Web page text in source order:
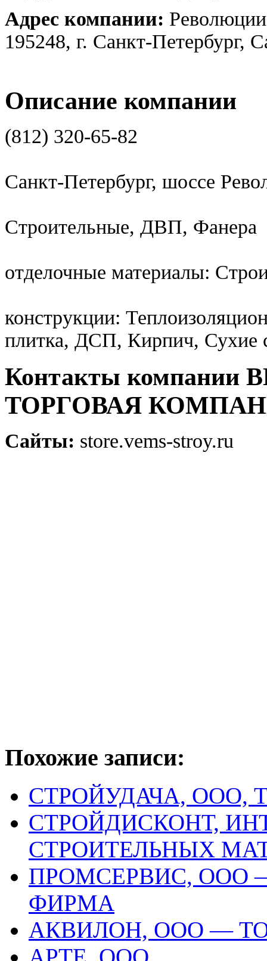
Адрес компании:
195248, г. Санкт-Петербург,
Описание компании
(812) 320-65-82
Санкт-Петербург, шоссе
Строительные, ДВП, Фанера
отделочные материалы:
конструкции:
плитка, ДСП, Кирпич, Сухие
Контакты
ТОРГОВАЯ
Сайты: store.vems-stroy.ru
Похожие записи:
СТРОЙУДАЧА, ООО,
СТРОЙДИСКОНТ,
СТРОИТЕЛЬНЫХ
ПРОМСЕРВИС, ООО
ФИРМА
АКВИЛОН, ООО —